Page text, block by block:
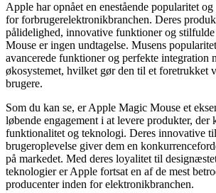
Apple har opnået en enestående popularitet
for forbrugerelektronikbranchen. Deres
pålidelighed, innovative funktioner og
Mouse er ingen undtagelse. Musens
avancerede funktioner og perfekte integration
økosystemet, hvilket gør den til et foretrukket
brugere.
Som du kan se, er Apple Magic Mouse et
løbende engagement i at levere produkter, der
funktionalitet og teknologi. Deres innovative
brugeroplevelse giver dem en
på markedet. Med deres loyalitet til
teknologier er Apple fortsat en af de mest
producenter inden for elektronikbranchen.